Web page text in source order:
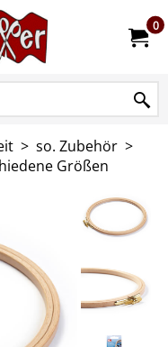
0
> so. Zubehör >
Größen